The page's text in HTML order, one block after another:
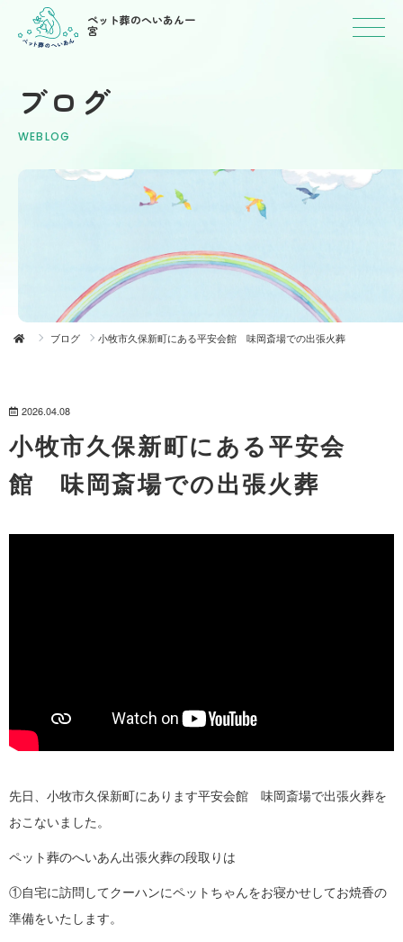
ペット葬のへいあん一
宮
ブログ
WEBLOG
ブログ 小牧市久保新町にある平安会館 味岡斎場での出張火葬
2026.04.08
小牧市久保新町にある平安会
館 味岡斎場での出張火葬
先日、小牧市久保新町にあります平安会館 味岡斎場で出張火葬を
おこないました。
ペット葬のへいあん出張火葬の段取りは
①自宅に訪問してクーハンにペットちゃんをお寝かせしてお焼香の
準備をいたします。